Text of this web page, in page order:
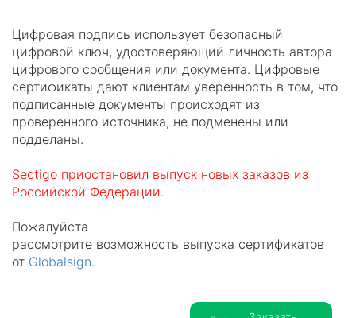
Цифровая подпись использует безопасный
цифровой ключ, удостоверяющий личность автора
цифрового сообщения или документа. Цифровые
сертификаты дают клиентам уверенность в том, что
подписанные документы происходят из
проверенного источника, не подменены или
подделаны.
Sectigo приостановил выпуск новых заказов из
Российской Федерации.
Пожалуйста
рассмотрите возможность выпуска сертификатов
от Globalsign.